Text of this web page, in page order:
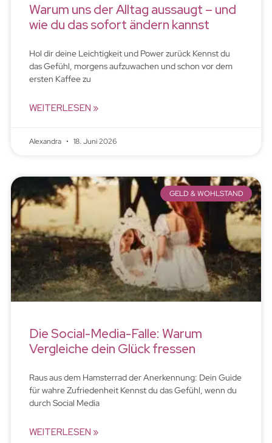
Warum uns der Alltag aussaugt – und
wie du das sofort ändern kannst
Hol dir deine Leichtigkeit und Power zurück Kennst du
das Gefühl, morgens aufzuwachen und schon vor dem
ersten Kaffee zu
WEITERLESEN »
Alexandra 18. Juni 2026
GELD & WOHLSTAND
Die Social-Media-Falle: Warum
Vergleiche dein Glück fressen
Raus aus dem Hamsterrad der Anerkennung: Dein Guide
für wahre Zufriedenheit Kennst du das Gefühl, wenn du
durch Social Media
WEITERLESEN »